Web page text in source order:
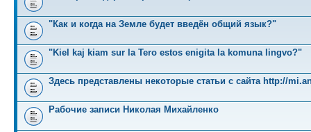
"Как и когда на Земле будет введён общий язык?"
"Kiel kaj kiam sur la Tero estos enigita la komuna lingvo?"
Здесь представлены некоторые статьи с сайта http://
Рабочие записи Николая Михайленко